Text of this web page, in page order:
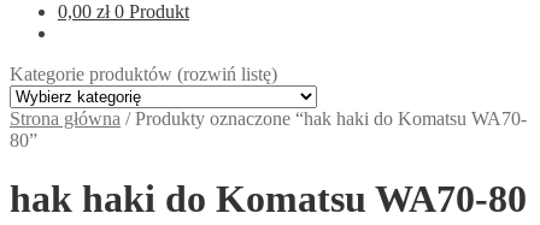
0,00 zł 0 Produkt
Kategorie produktów (rozwiń listę)
Strona główna /Produkty oznaczone “hak haki do Komatsu WA70-
80”
hak haki do Komatsu WA70-80